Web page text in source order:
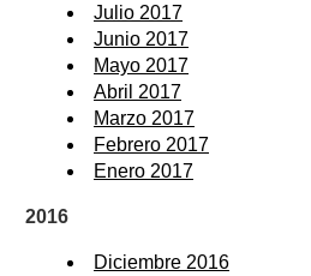
Julio 2017
Junio 2017
Mayo 2017
Abril 2017
Marzo 2017
Febrero 2017
Enero 2017
2016
Diciembre 2016